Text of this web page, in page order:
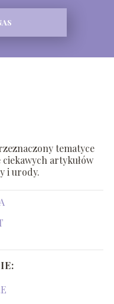
tematyce
artykułów
i urody.